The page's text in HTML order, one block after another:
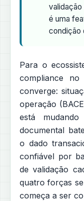
é uma
condição
Para o
compliance
converge:
operação
está
documental
o dado
confiável por
de validação
quatro forças
começa a ser